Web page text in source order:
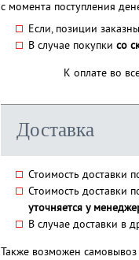
с момента поступления
Если, позиции
В случае покупки со
К оплате во
Доставка
Стоимость доставки
Стоимость доставки
уточняется у
В случае доставки в
Также возможен самовывоз